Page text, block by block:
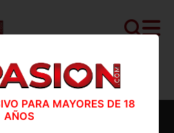
Escorts>La Rioja> Logroño
PARA MAYORES DE 18
AÑOS